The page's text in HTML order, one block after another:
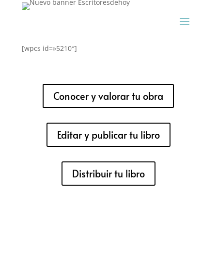
[wpcs id=»5210″]
Conocer y valorar tu obra
Editar y publicar tu libro
Distribuir tu libro